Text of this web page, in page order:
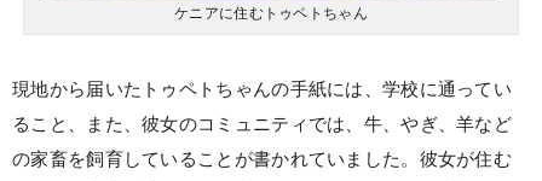
ケニアに住むトゥペトちゃん
現地から届いたトゥペトちゃんの手紙には、学校に通ってい
ること、また、彼女のコミュニティでは、牛、やぎ、羊など
の家畜を飼育していることが書かれていました。彼女が住む